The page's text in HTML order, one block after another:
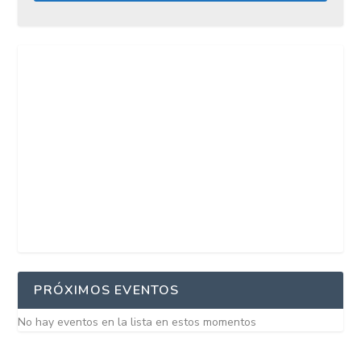
PRÓXIMOS EVENTOS
No hay eventos en la lista en estos momentos